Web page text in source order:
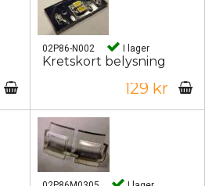
02P86-N002 I lager
Kretskort belysning
129 kr